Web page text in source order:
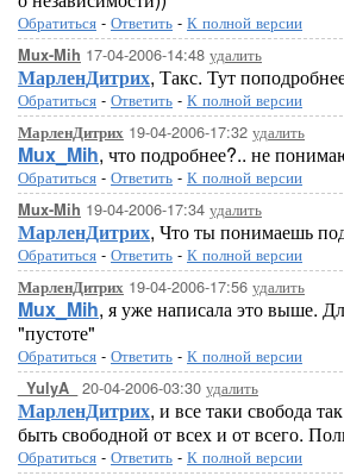
Обратиться - Ответить - К полной версии
Mux-Mih 17-04-2006-14:48 удалить
МарленДитрих, Такс. Тут
Обратиться - Ответить - К полной версии
МарленДитрих 19-04-2006-17:32 удалить
Mux_Mih, что подробнее?.. не
Обратиться - Ответить - К полной версии
Mux-Mih 19-04-2006-17:34 удалить
МарленДитрих, Что ты понимаешь
Обратиться - Ответить - К полной версии
МарленДитрих 19-04-2006-17:56 удалить
Mux_Mih, я уже написала это выше.
"пустоте"
Обратиться - Ответить - К полной версии
_YulyA_ 20-04-2006-03:30 удалить
МарленДитрих, и все таки свобода
быть свободной от всех и от всего.
Обратиться - Ответить - К полной версии